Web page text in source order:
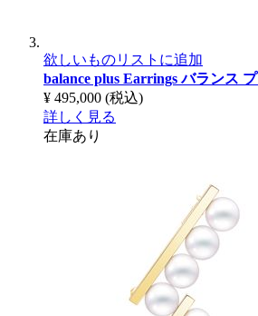
欲しいものリストに追加
balance plus Earringsバランス
¥ 495,000 (税込)
詳しく見る
在庫あり